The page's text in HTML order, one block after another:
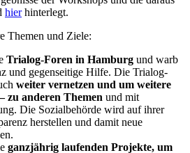
hierhinterlegt.
Themen und Ziele:
Trialog-Foren in Hamburg und warb
und gegenseitige Hilfe. Die Trialog-
weiter vernetzen und um weitere
zu anderen Themen und mit
Die Sozialbehörde wird auf ihrer
herstellen und damit neue
ganzjährig laufenden Projekte, um